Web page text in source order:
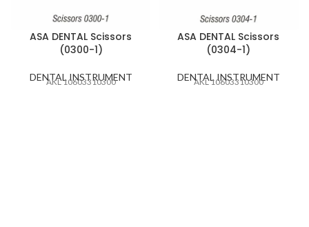
ASA DENTAL Scissors
(0300-1)
DENTAL INSTRUMENT
AKL 10603310300
ASA DENTAL Scissors
(0304-1)
DENTAL INSTRUMENT
AKL 10603310300